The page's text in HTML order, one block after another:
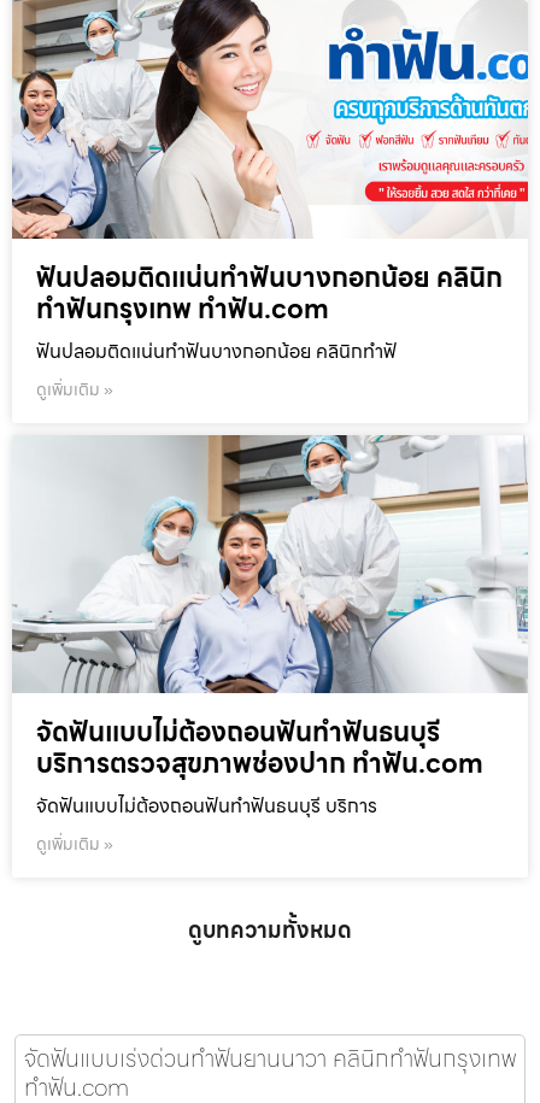
ฟันปลอมติดแน่นทำฟันบางกอกน้อย คลินิก
ทำฟันกรุงเทพ ทำฟัน.com
ฟันปลอมติดแน่นทำฟันบางกอกน้อย คลินิกทำฟั
ดูเพิ่มเติม »
จัดฟันแบบไม่ต้องถอนฟันทำฟันธนบุรี
บริการตรวจสุขภาพช่องปาก ทำฟัน.com
จัดฟันแบบไม่ต้องถอนฟันทำฟันธนบุรี บริการ
ดูเพิ่มเติม »
ดูบทความทั้งหมด
จัดฟันแบบเร่งด่วนทำฟันยานนาวา คลินิกทำฟันกรุงเทพ
ทำฟัน.com